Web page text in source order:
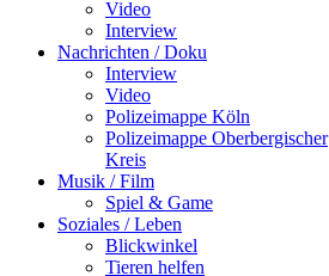
Video
Interview
Nachrichten / Doku
Interview
Video
Polizeimappe Köln
Polizeimappe Oberbergischer
Kreis
Musik / Film
Spiel & Game
Soziales / Leben
Blickwinkel
Tieren helfen